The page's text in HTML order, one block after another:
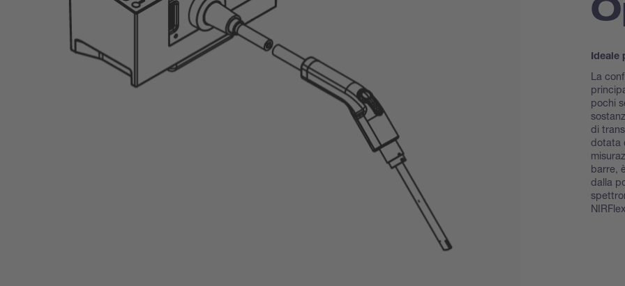
La
pochi
di
dotata
barre,
dalla